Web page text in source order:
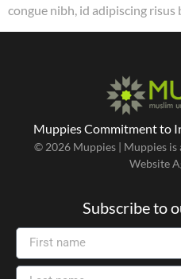
congue nibh, id adipiscing risus
Muppies Commitment to
© 2026 Muppies | Muppies is
Website
Subscribe to